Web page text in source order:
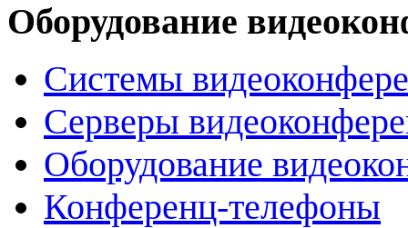
Оборудование
Системы
Серверы
Оборудование
Конференц-телефоны